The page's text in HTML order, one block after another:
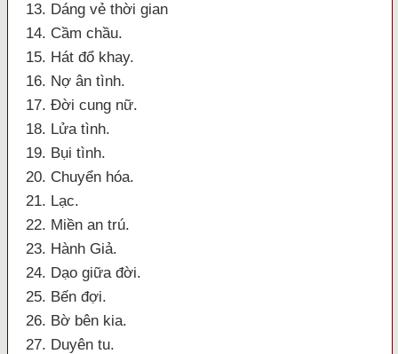
13. Dáng vẻ thời gian
14. Cầm chầu.
15. Hát đổ khay.
16. Nợ ân tình.
17. Đời cung nữ.
18. Lửa tình.
19. Bụi tình.
20. Chuyển hóa.
21. Lạc.
22. Miền an trú.
23. Hành Giả.
24. Dạo giữa đời.
25. Bến đợi.
26. Bờ bên kia.
27. Duyên tu.